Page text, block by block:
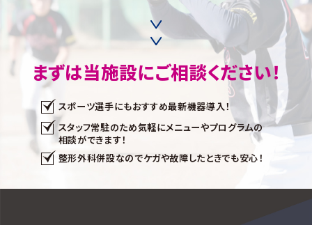
まずは当施設にご相談ください！
スポーツ選手にもおすすめ最新機器導入！
スタッフ常駐のため気軽にメニューやプログラムの
相談ができます！
整形外科併設なのでケガや故障したときでも安心！